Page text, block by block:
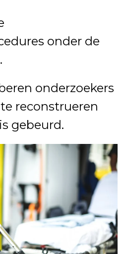
onder de
onderzoekers
reconstrueren
gebeurd.